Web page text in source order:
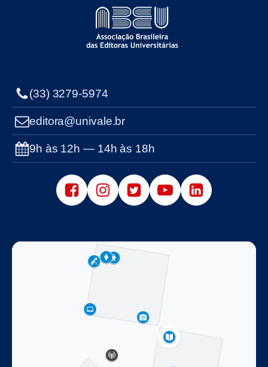
(33) 3279-5974
editora@univale.br
9h às 12h — 14h às 18h